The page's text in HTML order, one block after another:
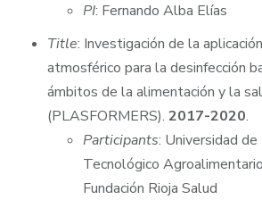
PI: Fernando Alba Elías
Title: Investigación de la
atmosférico para la desinfección
ámbitos de la alimentación y la
(PLASFORMERS).2017-2020.
Participants: Universidad de
Tecnológico
Fundación Rioja Salud